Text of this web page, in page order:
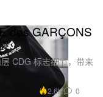
des GARÇONS
CDG 标志细节，带来
2.6K 0